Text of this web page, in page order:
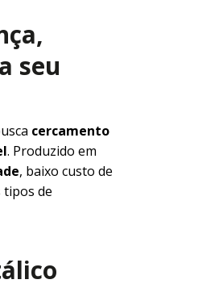
seu
cercamento
. Produzido em
, baixo custo de
tipos de